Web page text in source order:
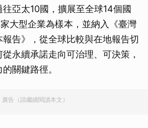
亞太10國，擴展至全球14個國
大型企業為樣本，並納入《臺灣
告》，從全球比較與在地報告切
永續承諾走向可治理、可決策，
關鍵路徑。
廣告（請繼續閱讀本文）